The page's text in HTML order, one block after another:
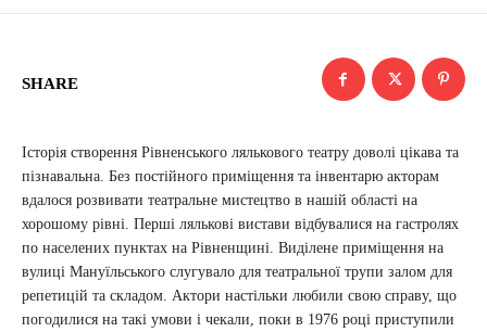
SHARE
Історія створення Рівненського лялькового театру доволі цікава та
пізнавальна. Без постійного приміщення та інвентарю акторам
вдалося розвивати театральне мистецтво в нашій області на
хорошому рівні. Перші лялькові вистави відбувалися на гастролях
по населених пунктах на Рівненщині. Виділене приміщення на
вулиці Мануїльського слугувало для театральної трупи залом для
репетицій та складом. Актори настільки любили свою справу, що
погодилися на такі умови і чекали, поки в 1976 році приступили